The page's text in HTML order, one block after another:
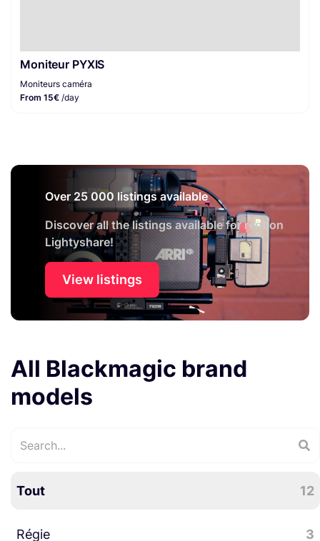
Moniteur PYXIS
Moniteurs caméra
From 15€ /day
Over 25 000 listings available
Discover all the listings available for rent on
Lightyshare!
View listings
All Blackmagic brand
models
Tout 12
Régie 3